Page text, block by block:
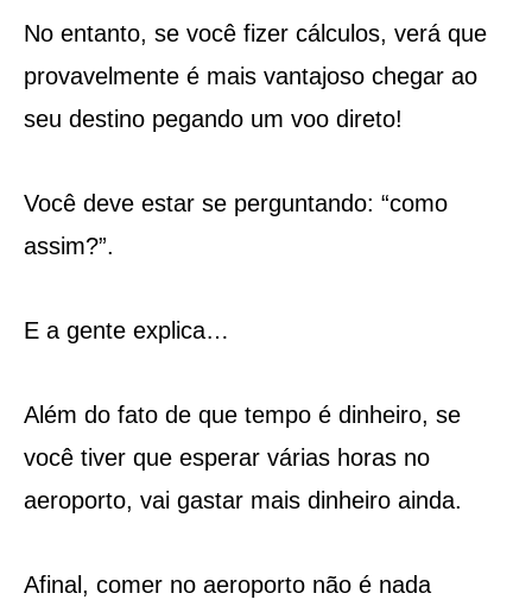
No entanto, se você fizer cálculos, verá que
provavelmente é mais vantajoso chegar ao
seu destino pegando um voo direto!
Você deve estar se perguntando: “como
assim?”.
E a gente explica…
Além do fato de que tempo é dinheiro, se
você tiver que esperar várias horas no
aeroporto, vai gastar mais dinheiro ainda.
Afinal, comer no aeroporto não é nada